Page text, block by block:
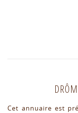
Cet annuaire est